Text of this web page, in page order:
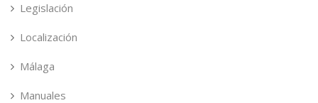
Legislación
Localización
Málaga
Manuales